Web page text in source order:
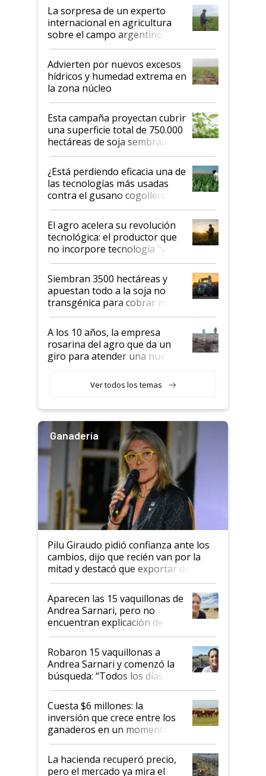
La sorpresa de un experto
internacional en agricultura
sobre el campo argentino:
"Estoy muy impresionado"
Advierten por nuevos excesos
hídricos y humedad extrema en
la zona núcleo
Esta campaña proyectan cubrir
una superficie total de 750.000
hectáreas de soja sembradas
con una nueva generación de
variedades que marcan un
salto tecnológico en genética y
rendimiento
¿Está perdiendo eficacia una de
las tecnologías más usadas
contra el gusano cogollero? El
desafío de una tecnología clave
El agro acelera su revolución
tecnológica: el productor que
no incorpore tecnología "va a
perder el tren"
Siembran 3500 hectáreas y
apuestan todo a la soja no
transgénica para cobrar más
por tonelada: compraron un
semillero
A los 10 años, la empresa
rosarina del agro que da un
giro para atender una nueva
Ver todos los temas
Ganadería
Pilu Giraudo pidió confianza ante los
cambios, dijo que recién van por la
mitad y destacó que exportar dejó de
ser "para unos pocos": "Tenemos un
mandato muy claro del gobierno
nacional"
Aparecen las 15 vaquillonas de
Andrea Sarnari, pero no
encuentran explicación de
cómo llegaron allí
Robaron 15 vaquillonas a
Andrea Sarnari y comenzó la
búsqueda: “Todos los días le
toca a algún productor”
Cuesta $6 millones: la
inversión que crece entre los
ganaderos en un momento
histórico para la actividad
La hacienda recuperó precio,
pero el mercado ya mira el